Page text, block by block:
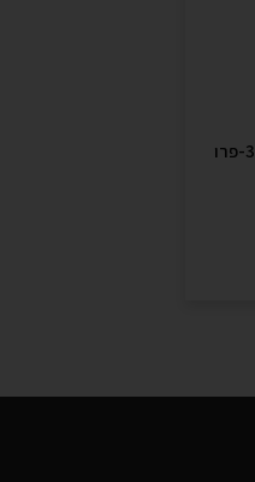
צינור הולכת פילמנט לקריאטור-3 / 3-פרו